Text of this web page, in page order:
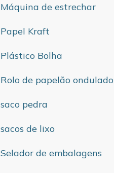
Máquina de estrechar
Papel Kraft
Plástico Bolha
Rolo de papelão ondulado
saco pedra
sacos de lixo
Selador de embalagens